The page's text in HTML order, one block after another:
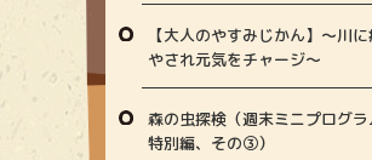
【大人のやすみじかん】〜川
やされ元気をチャージ〜
森の虫探検（週末ミニプログラ
特別編、その③）